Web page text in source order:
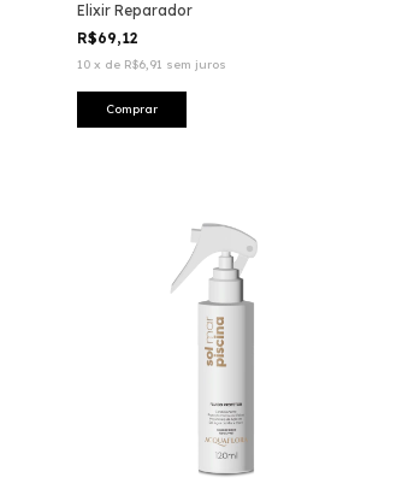
Elixir Reparador
R$69,12
10 x de R$6,91 sem juros